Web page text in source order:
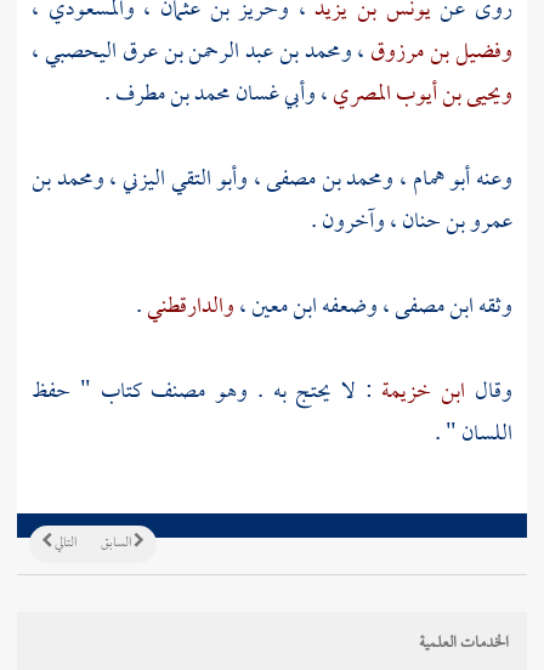
روى عنيونس بن يزيد ، وحريز بن عثمان ، والمسعودي ،
وفضيل بن مرزوق،ومحمد بن عبد الرحمن بن عرق اليحصبي،
ويحيى بن أيوب المصري،وأبي غسان محمد بن مطرف.
وعنهأبو همام،ومحمد بن مصفى،وأبو التقي اليزني،ومحمد بن
عمرو بن حنان، وآخرون .
وثقهابن مصفى، وضعفهابن معين،والدارقطني.
وقال ابن خزيمة : لا يحتج به . وهو مصنف كتاب " حفظ
اللسان " .
التالي السابق
الخدمات العلمية